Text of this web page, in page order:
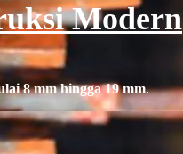
Modern
8 mm hingga 19 mm.